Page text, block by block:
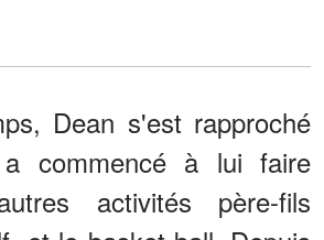
Dean s'est rapproché
commencé à lui faire
activités père-fils